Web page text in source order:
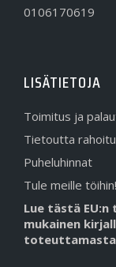
0106170619
LISÄTIETOJA
Toimitus ja
Tietoutta
Puheluhinnat
Tule meille töihin!
Lue tästä
mukainen